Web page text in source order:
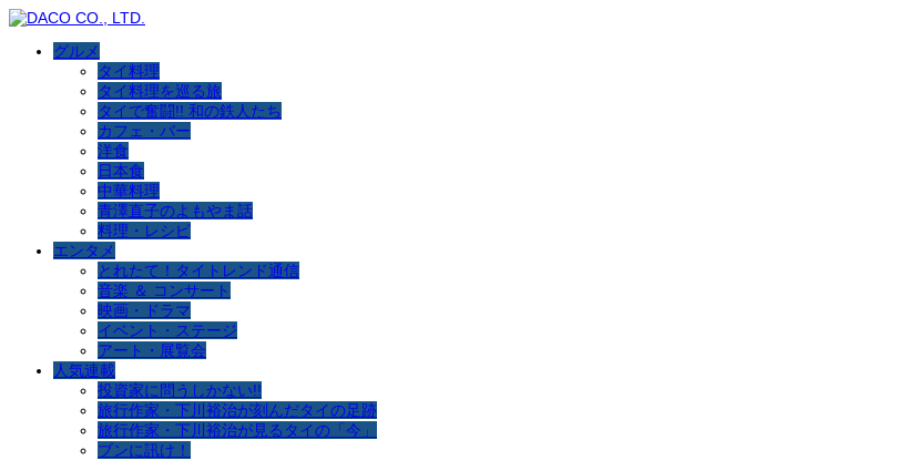
グルメ
タイ料理
タイ料理を巡る旅
タイで奮闘!! 和の鉄人たち
カフェ・バー
洋食
日本食
中華料理
青澤直子のよもやま話
料理・レシピ
エンタメ
とれたて！タイトレンド通信
音楽 ＆ コンサート
映画・ドラマ
イベント・ステージ
アート・展覧会
人気連載
投資家に問うしかない!!
旅行作家・下川裕治が刻んだタイの足跡
旅行作家・下川裕治が見るタイの「今」
ブンに訊け！